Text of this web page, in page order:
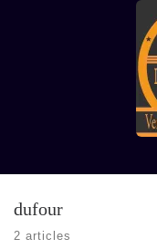
dufour
2 articles